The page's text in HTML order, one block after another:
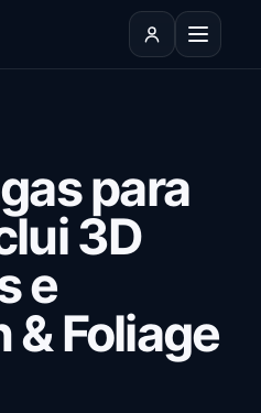
Abrir
para
3D
e
Foliage